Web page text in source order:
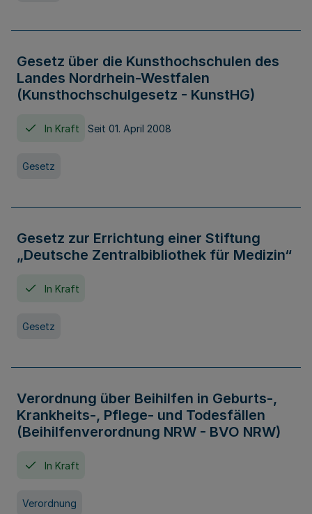
Gesetz über die Kunsthochschulen des
Landes Nordrhein-Westfalen
(Kunsthochschulgesetz - KunstHG)
In Kraft Seit 01. April 2008
Gesetz
Gesetz zur Errichtung einer Stiftung
„Deutsche Zentralbibliothek für Medizin“
In Kraft
Gesetz
Verordnung über Beihilfen in Geburts-,
Krankheits-, Pflege- und Todesfällen
(Beihilfenverordnung NRW - BVO NRW)
In Kraft
Verordnung